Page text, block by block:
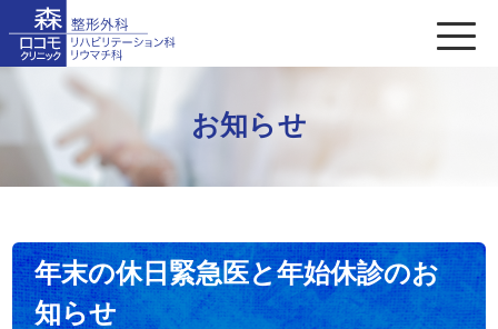
お知らせ
年末の休日緊急医と年始休診のお
知らせ